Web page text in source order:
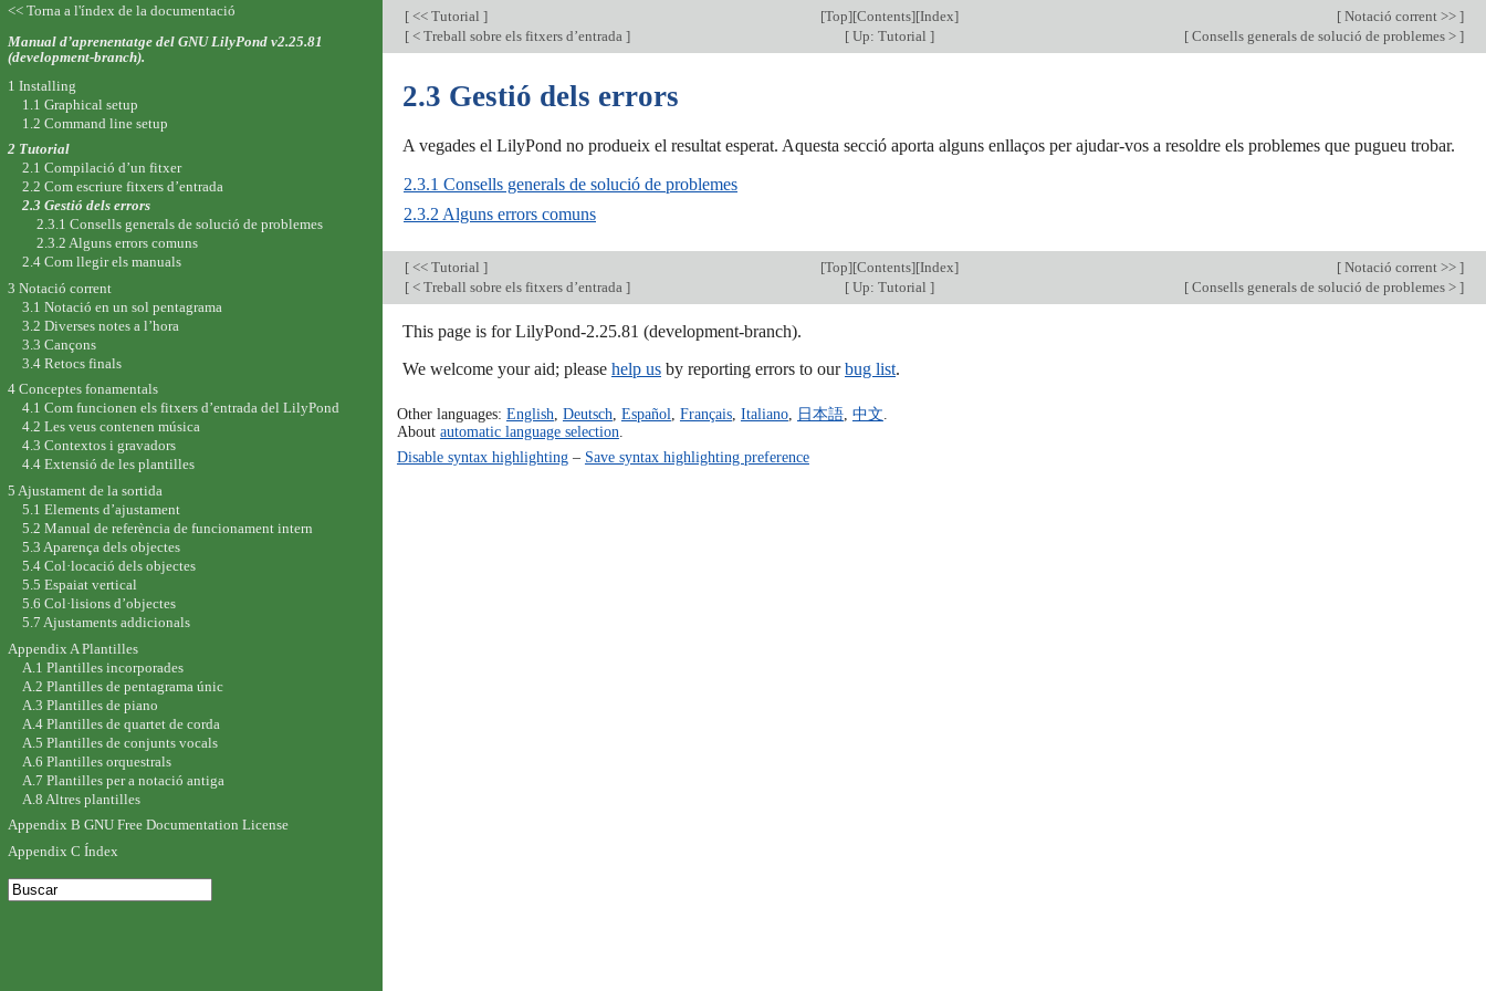
[ << Tutorial ] [Top][Contents][Index] [ Notació corrent >> ]
[ < Treball sobre els fitxers d’entrada ] [ Up: Tutorial ] [ Consells generals de solució de problemes > ]
2.3 Gestió dels errors
A vegades el LilyPond no produeix el resultat esperat. Aquesta secció aporta alguns enllaços per ajudar-vos a resoldre els problemes que pugueu trobar.
2.3.1 Consells generals de solució de problemes
2.3.2 Alguns errors comuns
[ << Tutorial ] [Top][Contents][Index] [ Notació corrent >> ]
[ < Treball sobre els fitxers d’entrada ] [ Up: Tutorial ] [ Consells generals de solució de problemes > ]
This page is for LilyPond-2.25.81 (development-branch).
We welcome your aid; please help us by reporting errors to ourbug list.
Other languages: English Deutsch Español Français, Italiano, 日本語, 中文
About automatic language selection
Disable syntax highlighting– Save syntax highlighting preference
<< Torna a l'índex de la documentació
Manual d’aprenentatge del GNU LilyPond v2.25.81
(development-branch).
1 Installing
1.1 Graphical setup
1.2 Command line setup
2 Tutorial
2.1 Compilació d’un fitxer
2.2 Com escriure fitxers d’entrada
2.3 Gestió dels errors
2.3.1 Consells generals de solució de problemes
2.3.2 Alguns errors comuns
2.4 Com llegir els manuals
3 Notació corrent
3.1 Notació en un sol pentagrama
3.2 Diverses notes a l’hora
3.3 Cançons
3.4 Retocs finals
4 Conceptes fonamentals
4.1 Com funcionen els fitxers d’entrada del LilyPond
4.2 Les veus contenen música
4.3 Contextos i gravadors
4.4 Extensió de les plantilles
5 Ajustament de la sortida
5.1 Elements d’ajustament
5.2 Manual de referència de funcionament intern
5.3 Aparença dels objectes
5.4 Col·locació dels objectes
5.5 Espaiat vertical
5.6 Col·lisions d’objectes
5.7 Ajustaments addicionals
Appendix A Plantilles
A.1 Plantilles incorporades
A.2 Plantilles de pentagrama únic
A.3 Plantilles de piano
A.4 Plantilles de quartet de corda
A.5 Plantilles de conjunts vocals
A.6 Plantilles orquestrals
A.7 Plantilles per a notació antiga
A.8 Altres plantilles
Appendix B GNU Free Documentation License
Appendix C Índex